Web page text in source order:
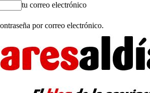
tu correo electrónico
por correo electrónico.